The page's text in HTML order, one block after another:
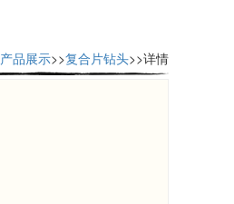
产品展示>>复合片钻头>>详情